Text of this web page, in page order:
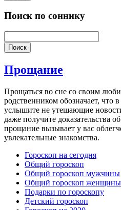
Поиск по соннику
Поиск
Прощание
Прощаться во сне со своим
родственником обозначает, что
услышите не утешающие
даже получите доказательства
прощание вызывает у вас
увлекательные знакомства.
Гороскоп на сегодня
Общий гороскоп
Общий гороскоп мужчины
Общий гороскоп женщины
Подарки по гороскопу
Детский гороскоп